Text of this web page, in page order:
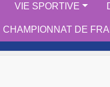
VIE SPORTIVE
CHAMPIONNAT DE